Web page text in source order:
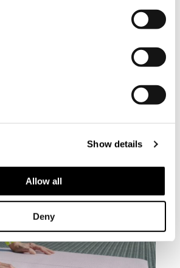
Show details
Allow all
Deny